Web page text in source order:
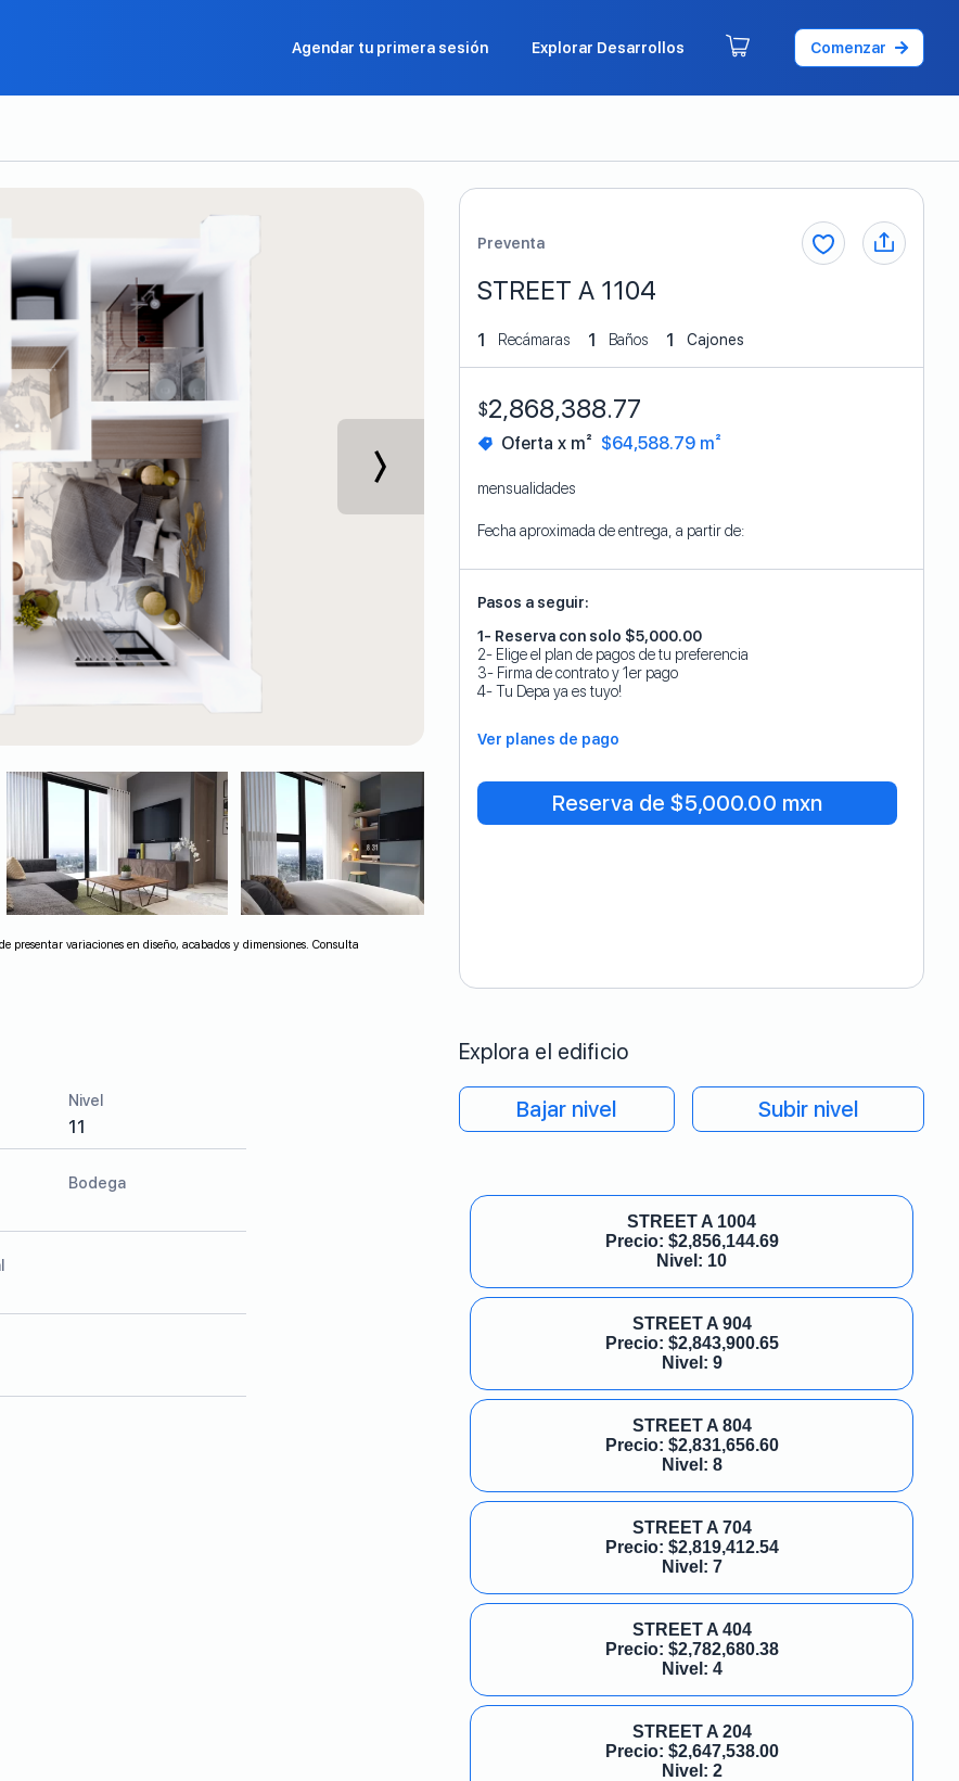
Agendar tu primera sesión Explorar Desarrollos Comenzar
presentar variaciones en diseño, acabados y dimensiones. Consulta
Preventa
STREET A 1104
1 Recámaras 1 Baños 1 Cajones
$2,868,388.77
Oferta x m² $64,588.79 m²
mensualidades
Fecha aproximada de entrega, a partir de:
Pasos a seguir:
1- Reserva con solo $5,000.00
2- Elige el plan de pagos de tu preferencia
3- Firma de contrato y 1er pago
4- Tu Depa ya es tuyo!
Ver planes de pago
Reserva de $5,000.00 mxn
Nivel
11
Bodega
Explora el edificio
Bajar nivel Subir nivel
STREET A 1004
Precio: $2,856,144.69
Nivel: 10
STREET A 904
Precio: $2,843,900.65
Nivel: 9
STREET A 804
Precio: $2,831,656.60
Nivel: 8
STREET A 704
Precio: $2,819,412.54
Nivel: 7
STREET A 404
Precio: $2,782,680.38
Nivel: 4
STREET A 204
Precio: $2,647,538.00
Nivel: 2